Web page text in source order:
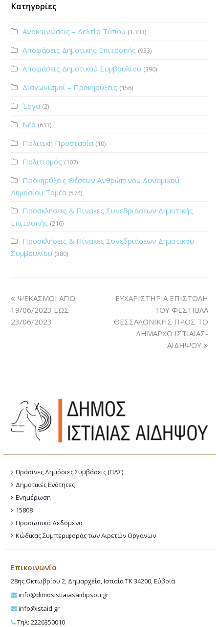
Κατηγορίες
Ανακοινώσεις – Δελτία Τύπου (1.333)
Αποφάσεις Δημοτικής Επιτροπής (933)
Αποφάσεις Δημοτικού Συμβουλίου (390)
Διαγωνισμοί – Προκηρύξεις (156)
Έργα (2)
Νέα (613)
Πολιτική Προστασία (10)
Πολιτισμός (107)
Προκηρύξεις Θέσεων Ανθρώπινου Δυναμικού
Δημοσίου Τομέα (574)
Προσκλήσεις & Πίνακες Συνεδριάσεων Δημοτικής
Επιτροπής (216)
Προσκλήσεις & Πίνακες Συνεδριάσεων Δημοτικού
Συμβουλίου (380)
ΨΕΚΑΣΜΟΙ ΑΠΟ
19/06/2023 ΕΩΣ
23/06/2023
ΕΥΧΑΡΙΣΤΗΡΙΑ ΕΠΙΣΤΟΛΗ
ΤΟΥ ΦΕΣΤΙΒΑΛ
ΘΕΣΣΑΛΟΝΙΚΗΣ ΠΡΟΣ ΤΟ
ΔΗΜΑΡΧΟ ΙΣΤΙΑΙΑΣ-
ΑΙΔΗΨΟΥ
Πράσινες Δημόσιες Συμβάσεις (ΠΔΣ)
Δημοτικές Ενότητες
Ενημέρωση
15808
Προσωπικά Δεδομένα
Κώδικας Συμπεριφοράς των Αιρετών Οργάνων
Επικοινωνία
28ης Οκτωβρίου 2, Δημαρχείο, Ιστιαία ΤΚ 34200, Εύβοια
info@dimosistiaiasaidipsou.gr
info@istaid.gr
Τηλ: 2226350010